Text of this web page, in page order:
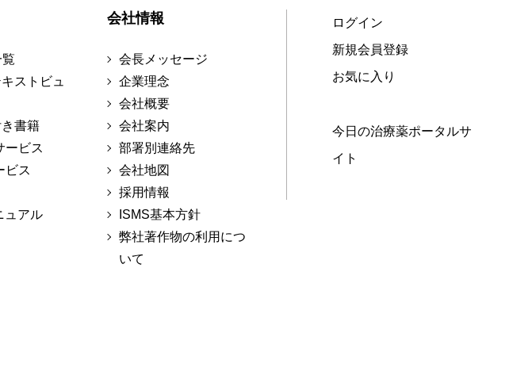
ストビュ
書籍
ービス
ビス
ュアル
会社情報
会長メッセージ
企業理念
会社概要
会社案内
部署別連絡先
会社地図
採用情報
ISMS基本方針
弊社著作物の利用につ
いて
ログイン
新規会員登録
お気に入り
今日の治療薬ポータルサ
イト